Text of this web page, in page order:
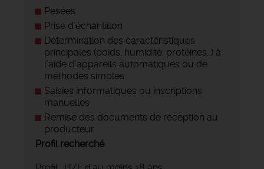
Pesées
Prise d’échantillon
Détermination des caractéristiques
principales (poids, humidité, protéines…) à
l’aide d’appareils automatiques ou de
méthodes simples
Saisies informatiques ou inscriptions
manuelles
Remise des documents de réception au
producteur
Profil recherché